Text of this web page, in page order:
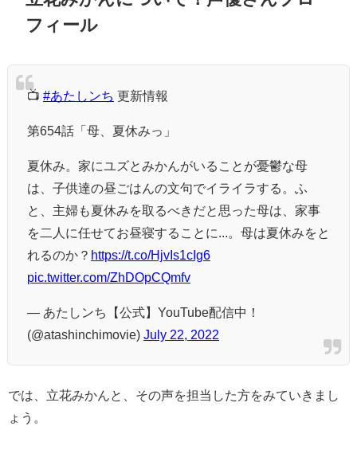
フィール
📺 #あたしンち 更新情報
第654話「母、夏休みっ」
夏休み。家にユズとみかんがいることが憂鬱な母
は、子供達の昼ごはんの文句でイライラする。ふ
と、主婦も夏休みを取るべきだと思った母は、家事
を二人に任せてお昼寝することに...。母は夏休みをと
れるのか？ https://t.co/HjvIs1cIg6
pic.twitter.com/ZhDOpCQmfv
— あたしンち【公式】YouTube配信中！
(@atashinchimovie) July 22, 2022
では、立花みかんと、その声を担当した方をみていきまし
ょう。